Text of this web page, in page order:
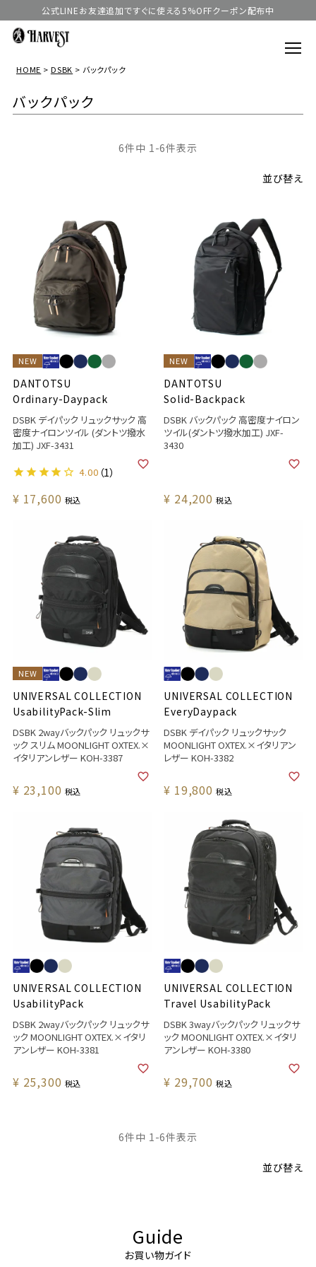
公式LINEお友達追加ですぐに使える5%OFFクーポン配布中
HOME DSBK バックパック
バックパック
並び替え
6件中 1 -6件表示
NEW
DANTOTSU
Ordinary-Daypack
DSBK デイパック リュックサック 高
密度ナイロンツイル (ダントツ撥水
加工) JXF-3431
¥ 17,600 税込
4.00 （1）
NEW
DANTOTSU
Solid-Backpack
DSBK バックパック 高密度ナイロン
ツイル(ダントツ撥水加工) JXF-
3430
¥ 24,200 税込
NEW
UNIVERSAL COLLECTION
UsabilityPack-Slim
DSBK 2wayバックパック リュックサ
ック スリム MOONLIGHT OXTEX.×
イタリアンレザー KOH-3387
¥ 23,100 税込
UNIVERSAL COLLECTION
EveryDaypack
DSBK デイパック リュックサック
MOONLIGHT OXTEX.×イタリアン
レザー KOH-3382
¥ 19,800 税込
UNIVERSAL COLLECTION
UsabilityPack
DSBK 2wayバックパック リュックサ
ック MOONLIGHT OXTEX.×イタリ
アンレザー KOH-3381
¥ 25,300 税込
UNIVERSAL COLLECTION
Travel UsabilityPack
DSBK 3wayバックパック リュックサ
ック MOONLIGHT OXTEX.×イタリ
アンレザー KOH-3380
¥ 29,700 税込
並び替え
6件中 1-6件表示
Guide
お買い物ガイド